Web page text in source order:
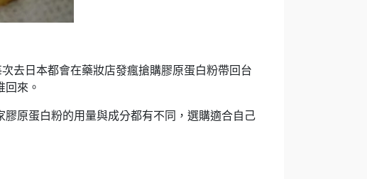
去日本都會在藥妝店發瘋搶購膠原蛋白粉帶回台
來。
原蛋白粉的用量與成分都有不同，選購適合自己